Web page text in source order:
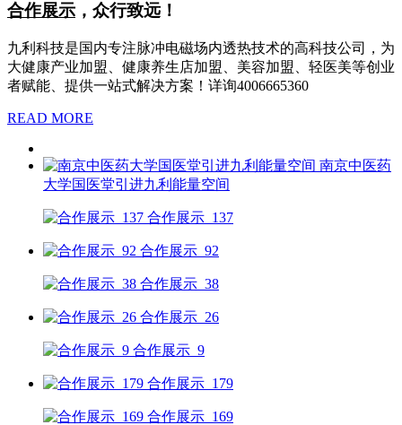
合作展示 ，众行致远！
九利科技是国内专注脉冲电磁场内透热技术的高科技公司，为
大健康产业加盟、健康养生店加盟、美容加盟、轻医美等创业
者赋能、提供一站式解决方案！详询4006665360
READ MORE
南京中医药
大学国医堂引进九利能量空间
合作展示_137
合作展示_92
合作展示_38
合作展示_26
合作展示_9
合作展示_179
合作展示_169